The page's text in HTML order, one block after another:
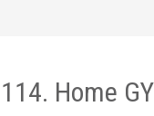
114. Home